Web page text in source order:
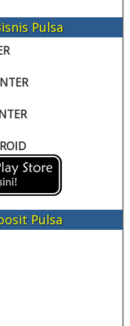
Pulsa
Pulsa